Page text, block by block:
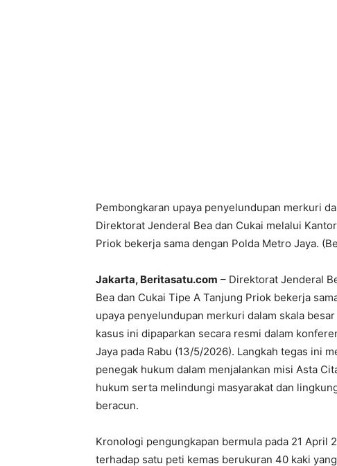
Pembongkaran upaya penyelundupan merkuri
Direktorat Jenderal Bea dan Cukai melalui
Priok bekerja sama dengan Polda Metro Jaya.
Jakarta, Beritasatu.com – Direktorat Jenderal
Bea dan Cukai Tipe A Tanjung Priok bekerja
upaya penyelundupan merkuri dalam skala
kasus ini dipaparkan secara resmi dalam
Jaya pada Rabu (13/5/2026). Langkah tegas ini
penegak hukum dalam menjalankan misi Asta
hukum serta melindungi masyarakat dan
beracun.
Kronologi pengungkapan bermula pada 21 April
terhadap satu peti kemas berukuran 40 kaki